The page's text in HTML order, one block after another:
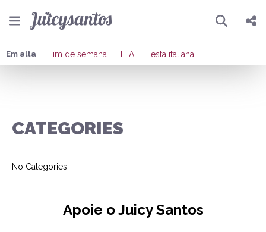
Pesquisar
Compartilhar
Em alta Fim de semana TEA Festa italiana
CATEGORIES
No Categories
Apoie o Juicy Santos